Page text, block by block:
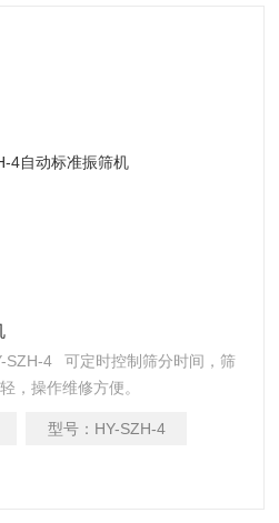
SZH-4 可定时控制筛分时间，筛
，操作维修方便。
型号： HY-SZH-4